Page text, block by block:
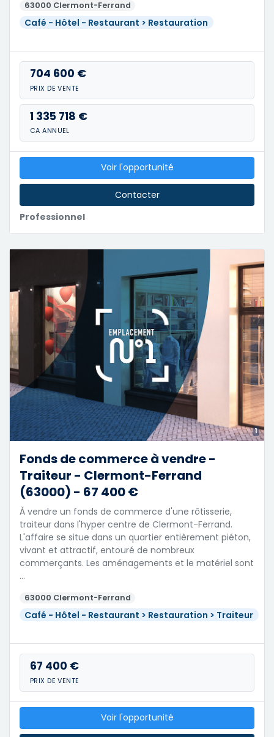
63000 Clermont-Ferrand
Café - Hôtel - Restaurant > Restauration
704 600 €
PRIX DE VENTE
1 335 718 €
CA ANNUEL
Professionnel
Voir l'opportunité
Contacter
1
Fonds de commerce à vendre -
Traiteur - Clermont-Ferrand
(63000) - 67 400 €
À vendre un fonds de commerce d'une rôtisserie,
traiteur dans l'hyper centre de Clermont-Ferrand.
L'affaire se situe dans un quartier entièrement piéton,
vivant et attractif, entouré de nombreux
commerçants. Les aménagements et le matériel sont
…
63000 Clermont-Ferrand
Café - Hôtel - Restaurant > Restauration > Traiteur
67 400 €
PRIX DE VENTE
Voir l'opportunité